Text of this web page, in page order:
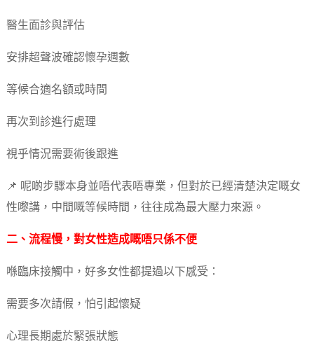
醫生面診與評估
安排超聲波確認懷孕週數
等候合適名額或時間
再次到診進行處理
視乎情況需要術後跟進
📌 呢啲步驟本身並唔代表唔專業，但對於已經清楚決定嘅女
性嚟講，中間嘅等候時間，往往成為最大壓力來源。
二、流程慢，對女性造成嘅唔只係不便
喺臨床接觸中，好多女性都提過以下感受：
需要多次請假，怕引起懷疑
心理長期處於緊張狀態